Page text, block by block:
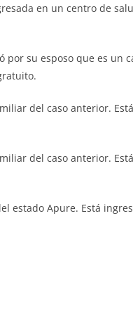
en un centro de
por su esposo que es un
del caso anterior. Está
del caso anterior. Está
estado Apure. Está